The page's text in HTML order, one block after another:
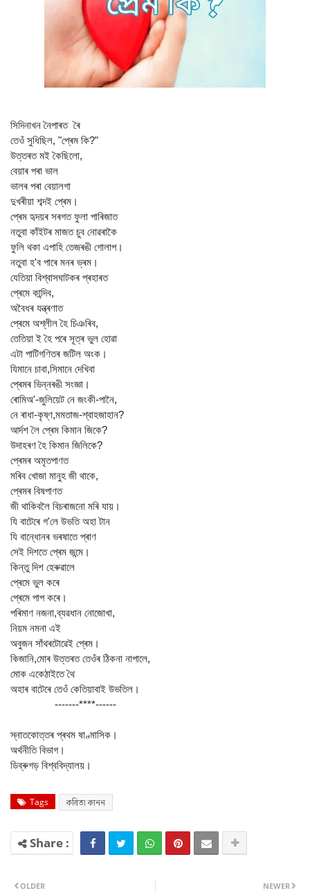
সিদিনাখন নৈপাৰত ৰৈ
তেওঁ সুধিছিল, "প্ৰেম কি?"
উত্তৰত মই কৈছিলো,
বেয়াৰ পৰা ভাল
ভালৰ পৰা বেয়ালগা
দুখৰীয়া শব্দই প্ৰেম।
প্ৰেম হৃদয়ৰ সৰগত ফুলা পাৰিজাত
নতুবা কাঁইটৰ মাজত চুব নোৱৰাকৈ
ফুলি থকা এপাহি তেজৰঙী গোলাপ।
নতুবা হ'ব পাৰে মনৰ ভ্ৰম।
যেতিয়া বিশ্বাসঘাটকৰ প্ৰহাৰত
প্ৰেমে কান্দিব,
অবৈধৰ যন্ত্ৰণাত
প্ৰেমে অশ্লীল হৈ চিঞৰিব,
তেতিয়া ই হৈ পৰে সূত্ৰ ভুল হোৱা
এটা পাটিগণিতৰ জটিল অংক।
যিমানে চাবা,সিমানে দেখিবা
প্ৰেমৰ ভিন্নৰঙী সংজ্ঞা।
ৰোমিঅ'-জুলিয়েট নে জংকী-পানৈ,
নে ৰাধা-কৃষ্ণ,মমতাজ-শ্বাহজাহান?
আৰ্দশ লৈ প্ৰেম কিমান জিকে?
উদাহৰণ হৈ কিমান জিলিকে?
প্ৰেমৰ অমৃতপাণত
মৰিব খোজা মানুহ জী থাকে,
প্ৰেমৰ বিষপাণত
জী থাকিবলৈ বিচৰাজনো মৰি যায়।
যি বাটেৰে গ'লে উভতি অহা টান
যি বান্ধোনৰ ভৰষাতে প্ৰাণ
সেই দিশতে প্ৰেম জন্মে।
কিন্তু দিশ হেৰুৱালে
প্ৰেমে ভুল কৰে
প্ৰেমে পাপ কৰে।
পৰিমাণ নজনা,ব্যৱধান নোজোখা,
নিয়ম নমনা এই
অবুজন সাঁথৰটোৱেই প্ৰেম।
কিজানি,মোৰ উত্তৰত তেওঁৰ ঠিকনা নাপালে,
মোক একেঠাইতে থৈ
অহাৰ বাটেৰে তেওঁ কেতিয়াবাই উভতিল।
-------****------
স্নাতকোত্তৰ প্ৰথম ষাণ্মাসিক।
অৰ্থনীতি বিভাগ।
ডিব্ৰুগড় বিশ্ববিদ্যালয়।
Tags কবিতা কানন
NEWER
OLDER